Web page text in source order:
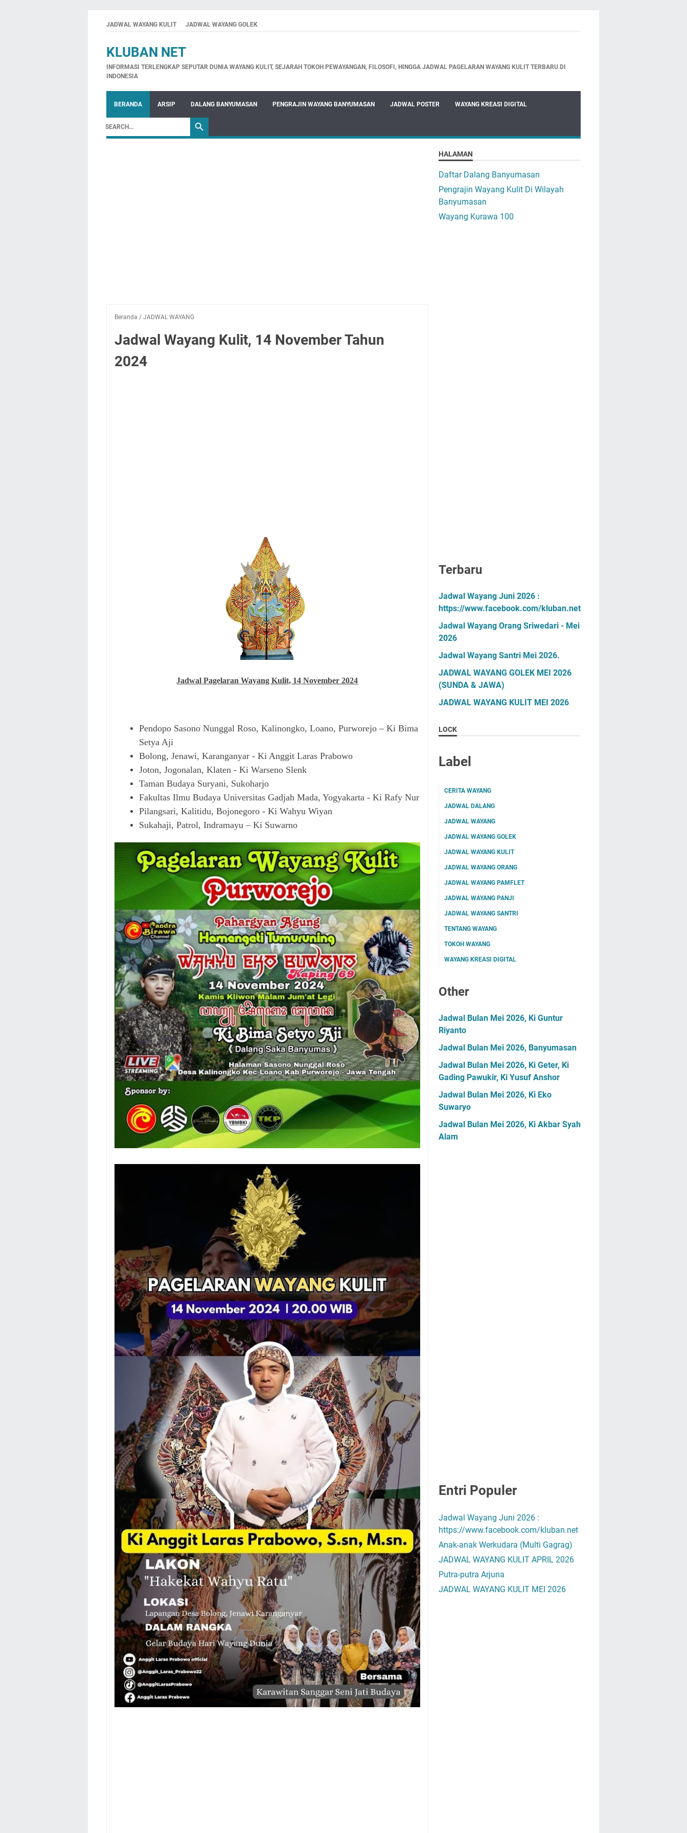
JADWAL WAYANG KULIT JADWAL WAYANG GOLEK
KLUBAN NET
INFORMASI TERLENGKAP SEPUTAR DUNIA WAYANG KULIT, SEJARAH TOKOH PEWAYANGAN, FILOSOFI, HINGGA JADWAL PAGELARAN WAYANG KULIT TERBARU DI
INDONESIA
BERANDA ARSIP DALANG BANYUMASAN PENGRAJIN WAYANG BANYUMASAN JADWAL POSTER WAYANG KREASI DIGITAL
Beranda / JADWAL WAYANG
Jadwal Wayang Kulit, 14 November Tahun
2024
Jadwal Pagelaran Wayang Kulit, 14November 2024
Pendopo Sasono Nunggal Roso, Kalinongko, Loano, Purworejo – Ki Bima
Setya Aji
Bolong, Jenawi, Karanganyar - Ki Anggit Laras Prabowo
Joton, Jogonalan, Klaten - Ki Warseno Slenk
Taman Budaya Suryani, Sukoharjo
Fakultas Ilmu Budaya Universitas Gadjah Mada, Yogyakarta - Ki Rafy Nur
Pilangsari, Kalitidu, Bojonegoro - Ki Wahyu Wiyan
Sukahaji, Patrol, Indramayu – Ki Suwarno
HALAMAN
Daftar Dalang Banyumasan
Pengrajin Wayang Kulit Di Wilayah
Banyumasan
Wayang Kurawa 100
Terbaru
Jadwal Wayang Juni 2026 :
https://www.facebook.com/kluban.net
Jadwal Wayang Orang Sriwedari - Mei
2026
Jadwal Wayang Santri Mei 2026.
JADWAL WAYANG GOLEK MEI 2026
(SUNDA & JAWA)
JADWAL WAYANG KULIT MEI 2026
LOCK
Label
CERITA WAYANG
JADWAL DALANG
JADWAL WAYANG
JADWAL WAYANG GOLEK
JADWAL WAYANG KULIT
JADWAL WAYANG ORANG
JADWAL WAYANG PAMFLET
JADWAL WAYANG PANJI
JADWAL WAYANG SANTRI
TENTANG WAYANG
TOKOH WAYANG
WAYANG KREASI DIGITAL
Other
Jadwal Bulan Mei 2026, Ki Guntur
Riyanto
Jadwal Bulan Mei 2026, Banyumasan
Jadwal Bulan Mei 2026, Ki Geter, Ki
Gading Pawukir, Ki Yusuf Anshor
Jadwal Bulan Mei 2026, Ki Eko
Suwaryo
Jadwal Bulan Mei 2026, Ki Akbar Syah
Alam
Entri Populer
Jadwal Wayang Juni 2026 :
https://www.facebook.com/kluban.net
Anak-anak Werkudara (Multi Gagrag)
JADWAL WAYANG KULIT APRIL 2026
Putra-putra Arjuna
JADWAL WAYANG KULIT MEI 2026